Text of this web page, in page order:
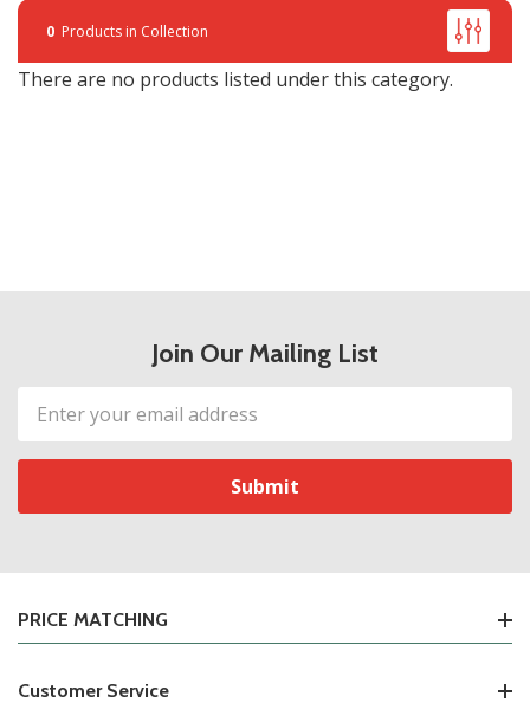
0 Products in Collection
There are no products listed under this category.
Join Our Mailing List
Email
Address
PRICE MATCHING
Customer Service